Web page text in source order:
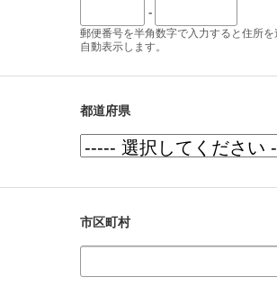
-
郵便番号を半角数字で入力すると住所を
自動表示します。
都道府県
市区町村